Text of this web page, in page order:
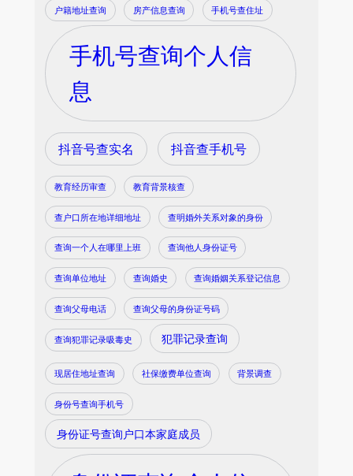
户籍地址查询 房产信息查询 手机号查住址
手机号查询个人信
息
抖音号查实名 抖音查手机号
教育经历审查 教育背景核查
查户口所在地详细地址 查明婚外关系对象的身份
查询一个人在哪里上班 查询他人身份证号
查询单位地址 查询婚史 查询婚姻关系登记信息
查询父母电话 查询父母的身份证号码
查询犯罪记录吸毒史 犯罪记录查询
现居住地址查询 社保缴费单位查询 背景调查
身份号查询手机号
身份证号查询户口本家庭成员